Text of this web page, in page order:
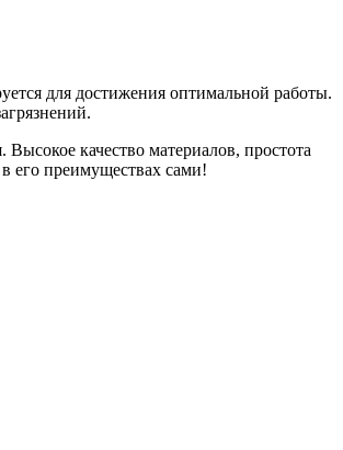
для достижения оптимальной работы.
качество материалов, простота
его преимуществах сами!